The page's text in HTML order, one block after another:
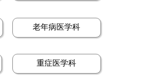
老年病医学科
重症医学科